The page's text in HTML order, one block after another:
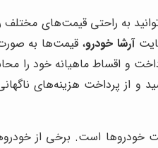
به راحتی قیمت‌های مختلف
آرشا خودرو، قیمت‌ها به
و اقساط ماهیانه خود را
و از پرداخت هزینه‌های
خودروها است. برخی از